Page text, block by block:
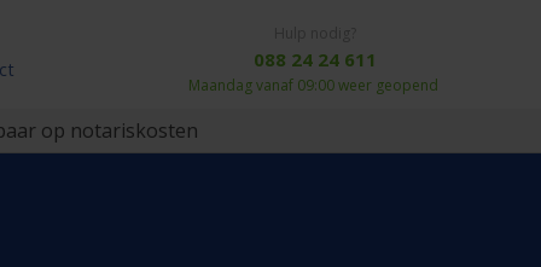
088 24 24 611
Maandag vanaf 09:00 weer geopend
op notariskosten